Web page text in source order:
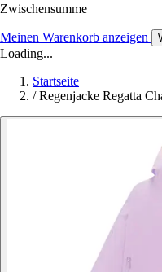
Zwischensumme
Meinen Warenkorb anzeigen
Loading...
Startseite
/ Regenjacke Regatta